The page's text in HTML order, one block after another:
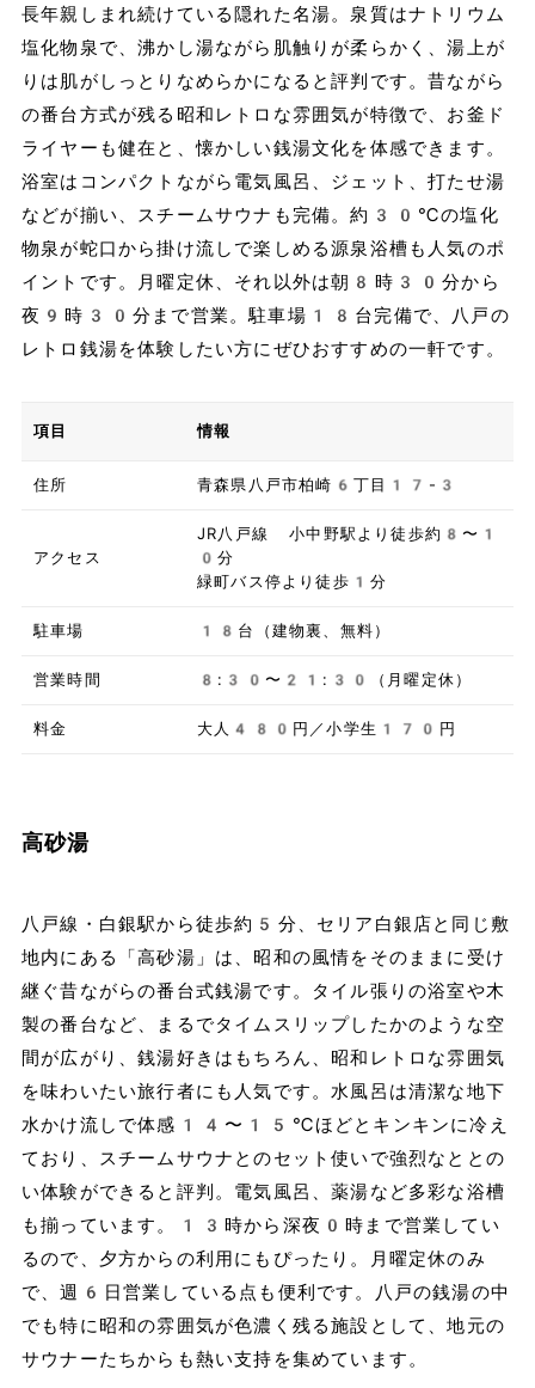
長年親しまれ続けている隠れた名湯。泉質はナトリウム
塩化物泉で、沸かし湯ながら肌触りが柔らかく、湯上が
りは肌がしっとりなめらかになると評判です。昔ながら
の番台方式が残る昭和レトロな雰囲気が特徴で、お釜ド
ライヤーも健在と、懐かしい銭湯文化を体感できます。
浴室はコンパクトながら電気風呂、ジェット、打たせ湯
などが揃い、スチームサウナも完備。約30℃の塩化
物泉が蛇口から掛け流しで楽しめる源泉浴槽も人気のポ
イントです。月曜定休、それ以外は朝8時30分から
夜9時30分まで営業。駐車場18台完備で、八戸の
レトロ銭湯を体験したい方にぜひおすすめの一軒です。
項目 情報
住所 青森県八戸市柏崎6丁目17-3
アクセス
JR八戸線 小中野駅より徒歩約8〜1
0分
緑町バス停より徒歩1分
駐車場 18台（建物裏、無料）
営業時間 8:30〜21:30（月曜定休）
料金 大人480円／小学生170円
高砂湯
八戸線・白銀駅から徒歩約5分、セリア白銀店と同じ敷
地内にある「高砂湯」は、昭和の風情をそのままに受け
継ぐ昔ながらの番台式銭湯です。タイル張りの浴室や木
製の番台など、まるでタイムスリップしたかのような空
間が広がり、銭湯好きはもちろん、昭和レトロな雰囲気
を味わいたい旅行者にも人気です。水風呂は清潔な地下
水かけ流しで体感14〜15℃ほどとキンキンに冷え
ており、スチームサウナとのセット使いで強烈なととの
い体験ができると評判。電気風呂、薬湯など多彩な浴槽
も揃っています。13時から深夜0時まで営業してい
るので、夕方からの利用にもぴったり。月曜定休のみ
で、週6日営業している点も便利です。八戸の銭湯の中
でも特に昭和の雰囲気が色濃く残る施設として、地元の
サウナーたちからも熱い支持を集めています。